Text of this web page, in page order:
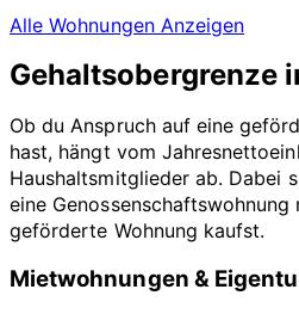
Alle Wohnungen Anzeigen
Gehaltsobergrenze
Ob du Anspruch auf eine
hast, hängt vom
Haushaltsmitglieder ab. Dabei
eine
geförderte Wohnung kaufst.
Mietwohnungen &